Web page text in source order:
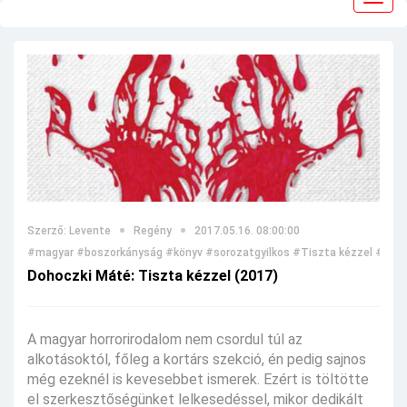
Szerző: Levente Regény
2017.05.16. 08:00:00
#magyar #boszorkányság #könyv #sorozatgyilkos #Tiszta kézzel
Dohoczki Máté: Tiszta kézzel (2017)
A magyar horrorirodalom nem csordul túl az
alkotásoktól, főleg a kortárs szekció, én pedig sajnos
még ezeknél is kevesebbet ismerek. Ezért is töltötte
el szerkesztőségünket lelkesedéssel, mikor dedikált